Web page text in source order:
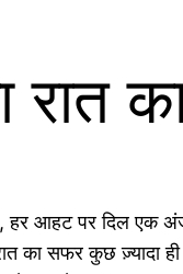
हर आहट पर दिल
का सफर कुछ ज़्यादा